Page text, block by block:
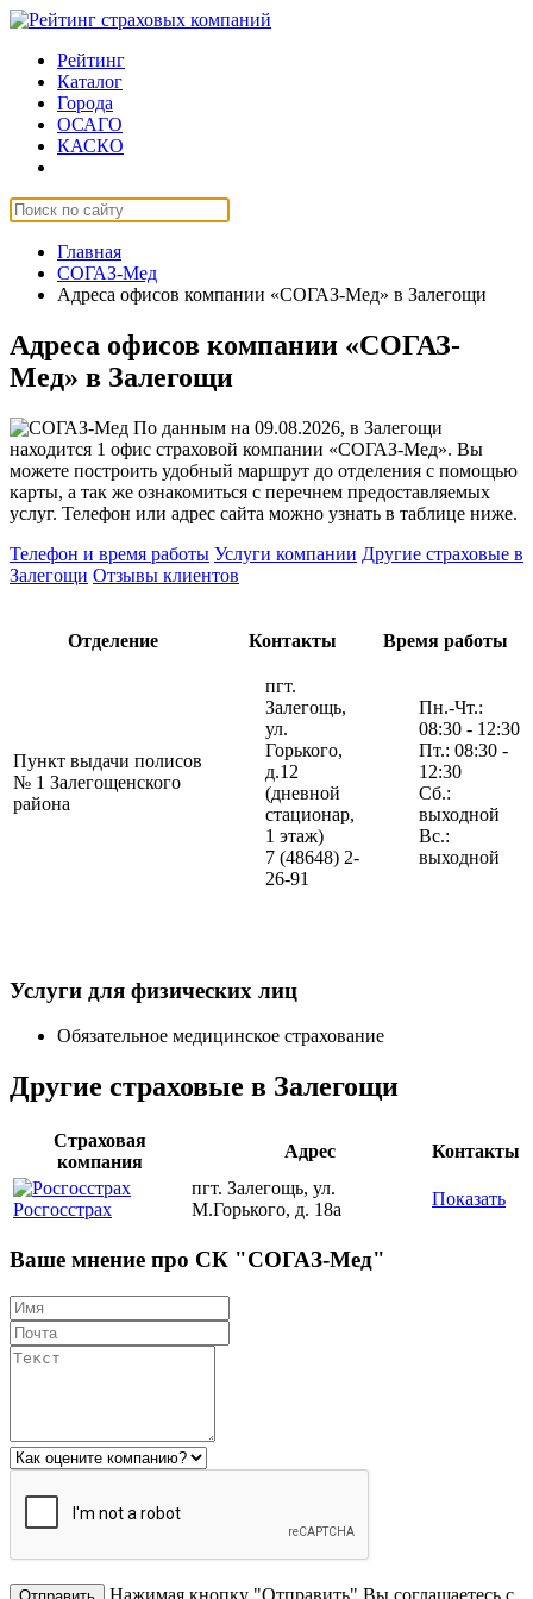
Рейтинг
Каталог
Города
ОСАГО
КАСКО
Главная
СОГАЗ-Мед
Адреса офисов компании «СОГАЗ-Мед» в Залегощи
Адреса офисов компании «СОГАЗ-
Мед» в Залегощи
По данным на 09.08.2026, в Залегощи
находится 1 офис страховой компании «СОГАЗ-Мед». Вы
можете построить удобный маршрут до отделения с помощью
карты, а так же ознакомиться с перечнем предоставляемых
услуг. Телефон или адрес сайта можно узнать в таблице ниже.
Телефон и время работы Услуги компании Другие страховые в
Залегощи Отзывы клиентов
Отделение Контакты Время работы
Пункт выдачи полисов
№ 1 Залегощенского
района
пгт.
Залегощь,
ул.
Горького,
д.12
(дневной
стационар,
1 этаж)
7 (48648) 2-
26-91
Пн.-Чт.:
08:30 - 12:30
Пт.: 08:30 -
12:30
Сб.:
выходной
Вс.:
выходной
Услуги для физических лиц
Обязательное медицинское страхование
Другие страховые в Залегощи
Страховая
компания
Адрес Контакты
Росгосстрах
пгт. Залегощь, ул.
М.Горького, д. 18а
Показать
Ваше мнение про СК "СОГАЗ-Мед"
Нажимая кнопку "Отправить" Вы соглашаетесь с